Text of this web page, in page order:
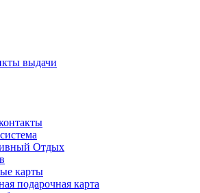
выдачи
Отдых
карты
подарочная карта